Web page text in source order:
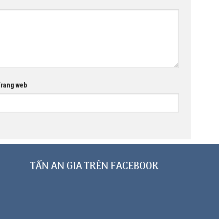
web
TẤN AN GIA TRÊN FACEBOOK